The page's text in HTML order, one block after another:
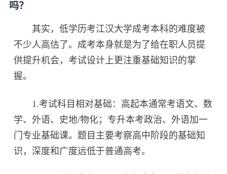
吗？
其实，低学历考江汉大学成考本科的难度被
不少人高估了。成考本身就是为了给在职人员提
供提升机会，考试设计上更注重基础知识的掌
握。
1.考试科目相对基础：高起本通常考语文、数
学、外语、史地/物化；专升本考政治、外语加一
门专业基础课。题目主要考察高中阶段的基础知
识，深度和广度远低于普通高考。